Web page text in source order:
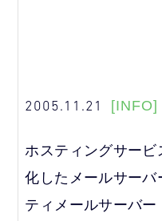
2005.11.21 [INFO]
ホスティングサー
化したメールサー
ティメールサーバ